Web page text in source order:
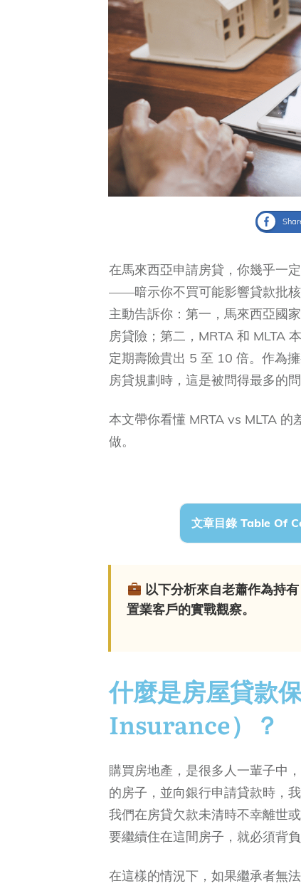
在馬來西亞申請房貸，你幾乎一
——暗示你不買可能影響貸款批核
主動告訴你：第一，馬來西亞國
房貸險；第二，MRTA 和 MLTA
定期壽險貴出 5 至 10 倍。作為
房貸規劃時，這是被問得最多的問
本文帶你看懂 MRTA vs MLTA
做。
文章目錄 Table Of
以下分析來自老蕭作為持
置業客戶的實戰觀察。
什麼是房屋貸款
Insurance）？
購買房地產，是很多人一輩子中
的房子，並向銀行申請貸款時，
我們在房貸欠款未清時不幸離世
要繼續住在這間房子，就必須背負
在這樣的情況下，如果繼承者無